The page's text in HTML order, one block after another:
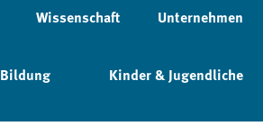
Wissenschaft Unternehmen
Bildung Kinder & Jugendliche